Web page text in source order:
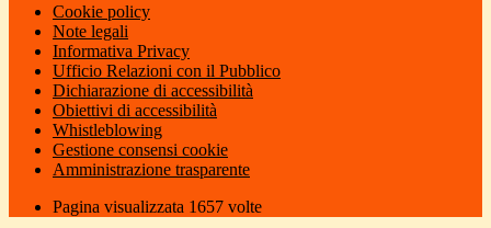
Cookie policy
Note legali
Informativa Privacy
Ufficio Relazioni con il Pubblico
Dichiarazione di accessibilità
Obiettivi di accessibilità
Whistleblowing
Gestione consensi cookie
Amministrazione trasparente
Pagina visualizzata 1657 volte